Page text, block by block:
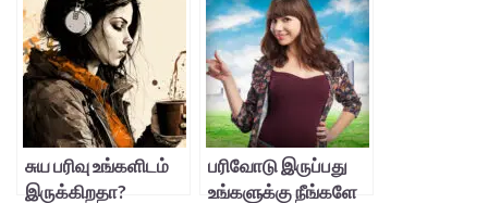
சுய பரிவு உங்களிடம்
இருக்கிறதா?
பரிவோடு இருப்பது
உங்களுக்கு நீங்களே